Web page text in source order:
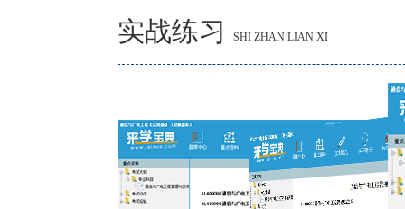
实战练习 SHI ZHAN LIAN XI